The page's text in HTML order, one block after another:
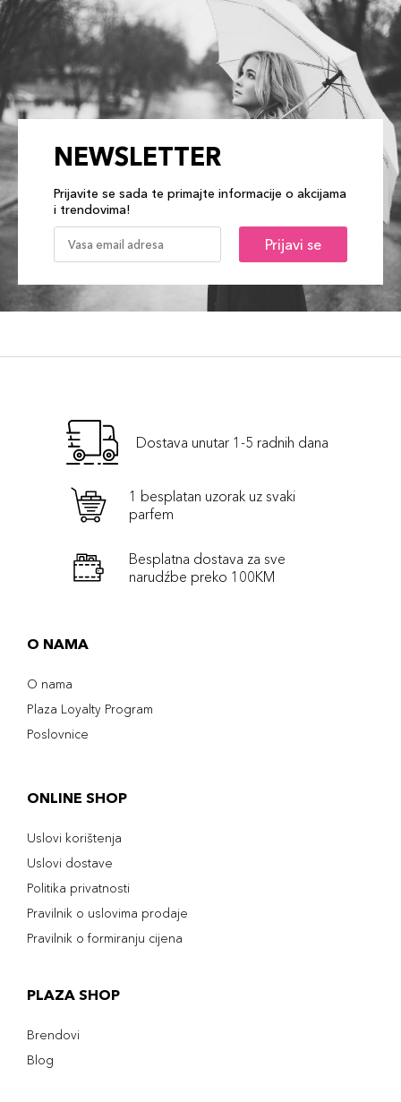
NEWSLETTER
Prijavite se sada te primajte informacije o akcijama
i trendovima!
Prijavi se
Dostava unutar 1-5 radnih dana
1 besplatan uzorak uz svaki
parfem
Besplatna dostava za sve
narudźbe preko 100KM
O NAMA
O nama
Plaza Loyalty Program
Poslovnice
ONLINE SHOP
Uslovi korištenja
Uslovi dostave
Politika privatnosti
Pravilnik o uslovima prodaje
Pravilnik o formiranju cijena
PLAZA SHOP
Brendovi
Blog